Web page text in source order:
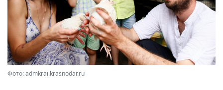
Фото: admkrai.krasnodar.ru